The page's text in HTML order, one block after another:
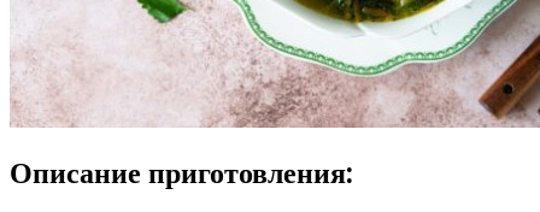
Описание приготовления: